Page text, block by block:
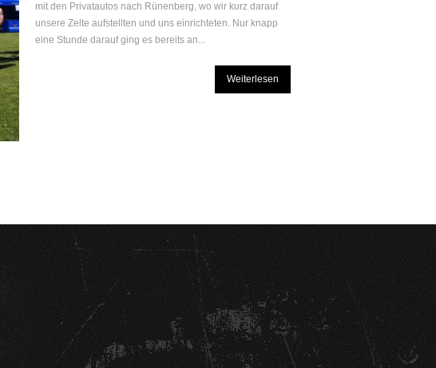
mit den Privatautos nach Rünenberg, wo wir kurz darauf
unsere Zelte aufstellten und uns einrichteten. Nur knapp
eine Stunde darauf ging es bereits an...
Weiterlesen